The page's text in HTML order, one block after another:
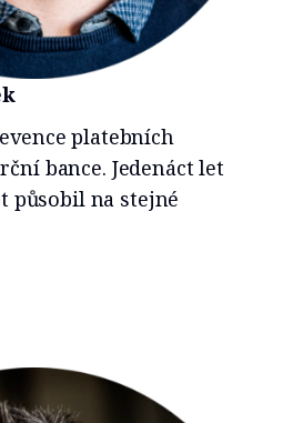
platebních
bance. Jedenáct let
působil na stejné